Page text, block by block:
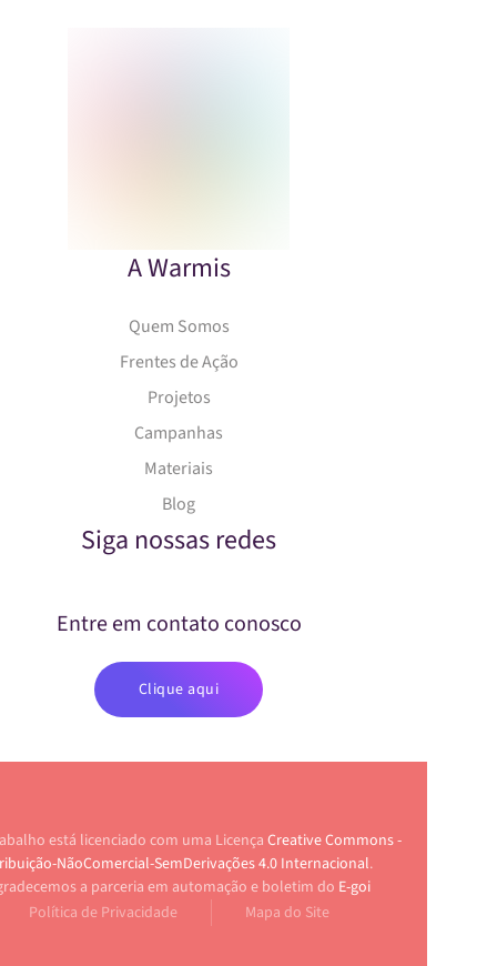
A Warmis
Quem Somos
Frentes de Ação
Projetos
Campanhas
Materiais
Blog
Siga nossas redes
Entre em contato conosco
Clique aqui
está licenciado com uma Licença Creative Commons -
NãoComercial-SemDerivações 4.0 Internacional.
a parceria em automação e boletim do E-goi
Política de Privacidade
Mapa do Site